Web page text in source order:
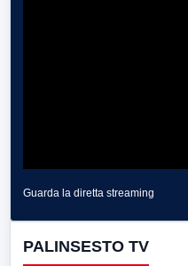
Guarda la diretta streaming
PALINSESTO TV